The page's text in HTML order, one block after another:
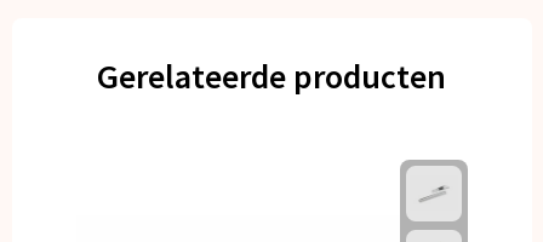
Gerelateerde producten